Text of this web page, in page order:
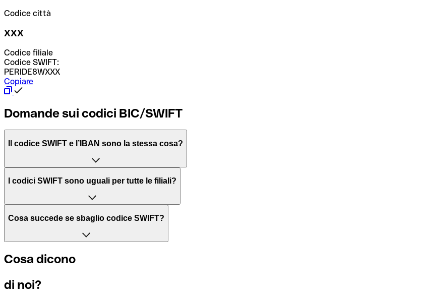
Codice città
XXX
Codice filiale
Codice SWIFT:
PERIDE8WXXX
Copiare
Domande sui codici BIC/SWIFT
Il codice SWIFT e l’IBAN sono la stessa cosa?
L'acronimo SWIFT sta per “Society for Worldwide Interbank Financial Telecommunication”, una rete globale
Il BIC, invece, sta per “Bank Identifier Code” ed è una sequenza di caratteri necessaria per indirizzare un
I codici SWIFT sono uguali per tutte le filiali?
Dipende dalle banche. In alcuni casi le banche utilizzano lo stesso codice SWIFT per filiali diverse. In altri casi,
Per sapere a quale filiale fa riferimento un codice SWIFT, è necessario controllare le ultime cifre. Se il codice
Cosa succede se sbaglio codice SWIFT?
Se per caso invii un pagamento a un codice SWIFT esistente ma sbagliato, la banca ricevente deve segnalare
Se ti accorgi di aver usato un codice SWIFT sbagliato, contatta immediatamente la tua banca e chiedi di
Cosa dicono
di noi?